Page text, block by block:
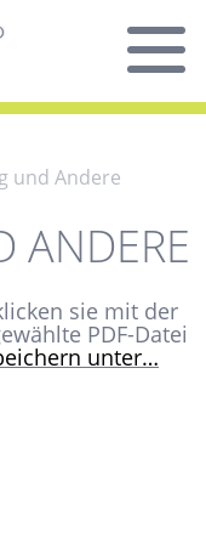
und Andere
ANDERE
sie mit der
PDF-Datei
unter…